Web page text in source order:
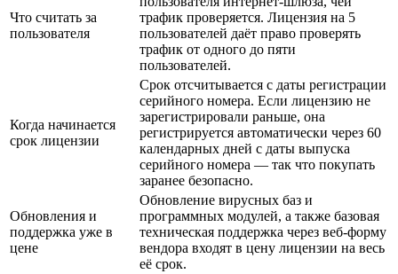
Что считать за
пользователя
трафик проверяется. Лицензия на 5
пользователей даёт право проверять
трафик от одного до пяти
пользователей.
Когда начинается
срок лицензии
Срок отсчитывается с даты регистрации
серийного номера. Если лицензию не
зарегистрировали раньше, она
регистрируется автоматически через 60
календарных дней с даты выпуска
серийного номера — так что покупать
заранее безопасно.
Обновления и
поддержка уже в
цене
Обновление вирусных баз и
программных модулей, а также базовая
техническая поддержка через веб-форму
вендора входят в цену лицензии на весь
её срок.